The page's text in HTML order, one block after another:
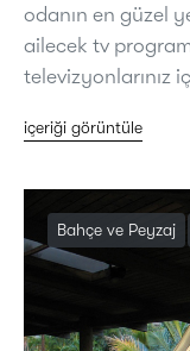
odanın en güzel
ailecek tv
televizyonlarınız
içeriği görüntüle
Bahçe ve Peyzaj